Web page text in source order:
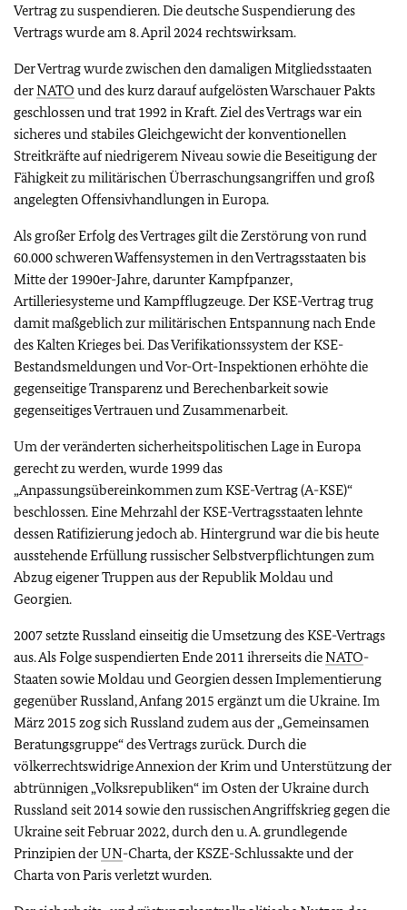
Vertrag zu suspendieren. Die deutsche Suspendierung des
Vertrags wurde am 8. April 2024 rechtswirksam.
Der Vertrag wurde zwischen den damaligen Mitgliedsstaaten
derNATO und des kurz darauf aufgelösten Warschauer Pakts
geschlossen und trat 1992 in Kraft. Ziel des Vertrags war ein
sicheres und stabiles Gleichgewicht der konventionellen
Streitkräfte auf niedrigerem Niveau sowie die Beseitigung der
Fähigkeit zu militärischen Überraschungsangriffen und groß
angelegten Offensivhandlungen in Europa.
Als großer Erfolg des Vertrages gilt die Zerstörung von rund
60.000 schweren Waffensystemen in den Vertragsstaaten bis
Mitte der 1990er-Jahre, darunter Kampfpanzer,
Artilleriesysteme und Kampfflugzeuge. Der KSE-Vertrag trug
damit maßgeblich zur militärischen Entspannung nach Ende
des Kalten Krieges bei. Das Verifikationssystem der KSE-
Bestandsmeldungen und Vor-Ort-Inspektionen erhöhte die
gegenseitige Transparenz und Berechenbarkeit sowie
gegenseitiges Vertrauen und Zusammenarbeit.
Um der veränderten sicherheitspolitischen Lage in Europa
gerecht zu werden, wurde 1999 das
„Anpassungsübereinkommen zum KSE-Vertrag (A-KSE)“
beschlossen. Eine Mehrzahl der KSE-Vertragsstaaten lehnte
dessen Ratifizierung jedoch ab. Hintergrund war die bis heute
ausstehende Erfüllung russischer Selbstverpflichtungen zum
Abzug eigener Truppen aus der Republik Moldau und
Georgien.
2007 setzte Russland einseitig die Umsetzung des KSE-Vertrags
aus. Als Folge suspendierten Ende 2011 ihrerseits dieNATO-
Staaten sowie Moldau und Georgien dessen Implementierung
gegenüber Russland, Anfang 2015 ergänzt um die Ukraine. Im
März 2015 zog sich Russland zudem aus der „Gemeinsamen
Beratungsgruppe“ des Vertrags zurück. Durch die
völkerrechtswidrige Annexion der Krim und Unterstützung der
abtrünnigen „Volksrepubliken“ im Osten der Ukraine durch
Russland seit 2014 sowie den russischen Angriffskrieg gegen die
Ukraine seit Februar 2022, durch den u. A. grundlegende
Prinzipien derUN-Charta, der KSZE-Schlussakte und der
Charta von Paris verletzt wurden.